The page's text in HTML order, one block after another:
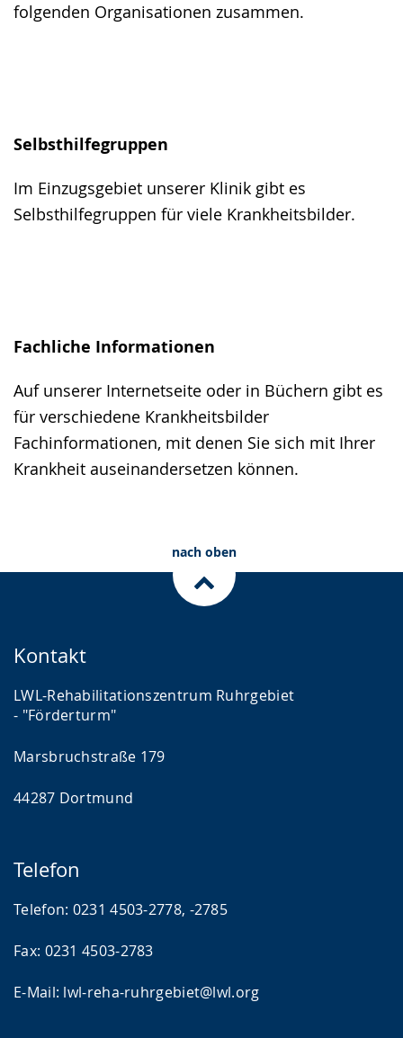
folgenden Organisationen zusammen.
Selbsthilfegruppen
Im Einzugsgebiet unserer Klinik gibt es
Selbsthilfegruppen für viele Krankheitsbilder.
Fachliche Informationen
Auf unserer Internetseite oder in Büchern gibt es
für verschiedene Krankheitsbilder
Fachinformationen, mit denen Sie sich mit Ihrer
Krankheit auseinandersetzen können.
nach oben
Kontakt
LWL-Rehabilitationszentrum Ruhrgebiet
- "Förderturm"
Marsbruchstraße 179
44287 Dortmund
Telefon
Telefon: 0231 4503-2778, -2785
Fax: 0231 4503-2783
E-Mail: lwl-reha-ruhrgebiet@lwl.org